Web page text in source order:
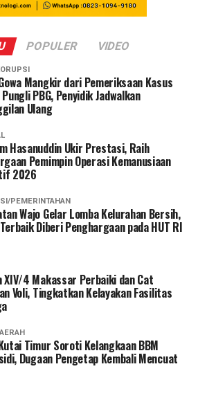
POPULER VIDEO
Mangkir dari Pemeriksaan Kasus
PBG, Penyidik Jadwalkan
Ulang
Hasanuddin Ukir Prestasi, Raih
Pemimpin Operasi Kemanusiaan
2026
PEMERINTAHAN
Wajo Gelar Lomba Kelurahan Bersih,
Diberi Penghargaan pada HUT RI
XIV/4 Makassar Perbaiki dan Cat
Voli, Tingkatkan Kelayakan Fasilitas
Timur Soroti Kelangkaan BBM
Dugaan Pengetap Kembali Mencuat